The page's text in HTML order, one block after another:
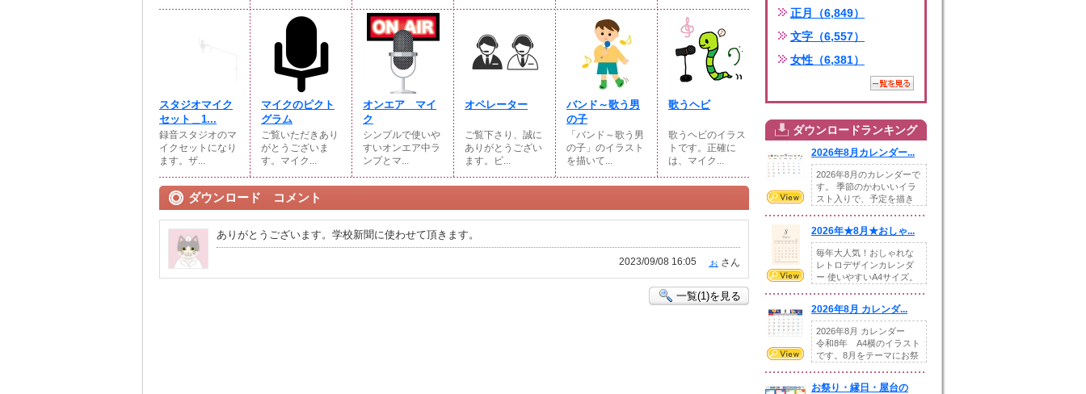
スタジオマイク
セット＿1...
録音スタジオのマ
イクセットになり
ます。ザ...
マイクのピクト
グラム
ご覧いただきあり
がとうございま
す。マイク...
オンエア マイ
ク
シンプルで使いや
すいオンエア中ラ
ンプとマ...
オペレーター
ご覧下さり、誠に
ありがとうござい
ます。ビ...
バンド～歌う男
の子
「バンド～歌う男
の子」のイラスト
を描いて...
歌うヘビ
歌うヘビのイラス
トです。正確に
は、マイク...
ダウンロード コメント
ありがとうございます。学校新聞に使わせて頂きます。
ぉ さん
2023/09/08 16:05
一覧(1)を見る
正月（6,849）
文字（6,557）
女性（6,381）
ダウンロードランキング
2026年8月カレンダー...
2026年8月のカレンダーで
す。 季節のかわいいイラ
スト入りで、予定を描き
2026年★8月★おしゃ...
毎年大人気！おしゃれな
レトロデザインカレンダ
ー 使いやすいA4サイズ。
2026年8月 カレンダ...
2026年8月 カレンダー
令和8年 A4横のイラスト
です。8月をテーマにお祭
お祭り・縁日・屋台の